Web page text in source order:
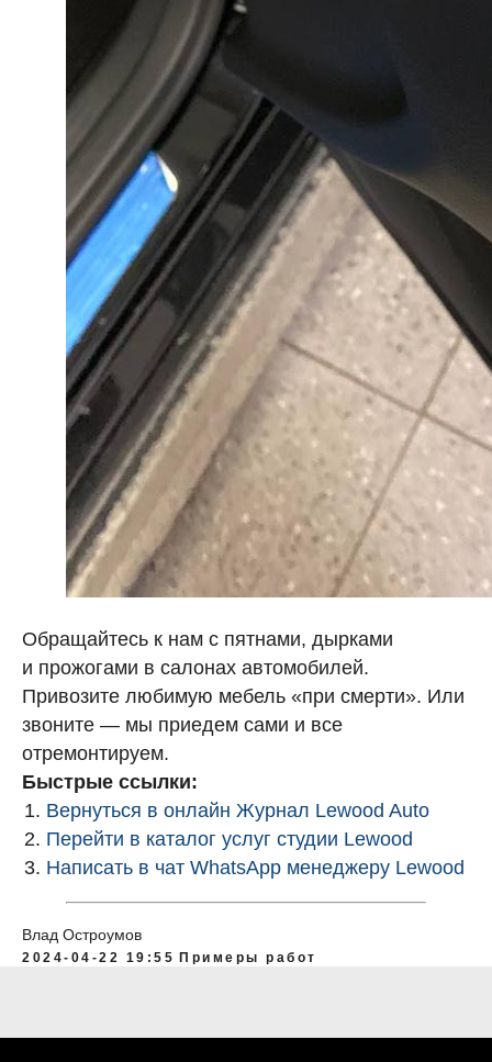
Обращайтесь к нам с пятнами, дырками
и прожогами в салонах автомобилей.
Привозите любимую мебель «при смерти». Или
звоните — мы приедем сами и все
отремонтируем.
Быстрые ссылки:
Вернуться в онлайн Журнал Lewood Auto
Перейти в каталог услуг студии Lewood
Написать в чат WhatsApp менеджеру Lewood
Влад Остроумов
2024-04-22 19:55 Примеры работ